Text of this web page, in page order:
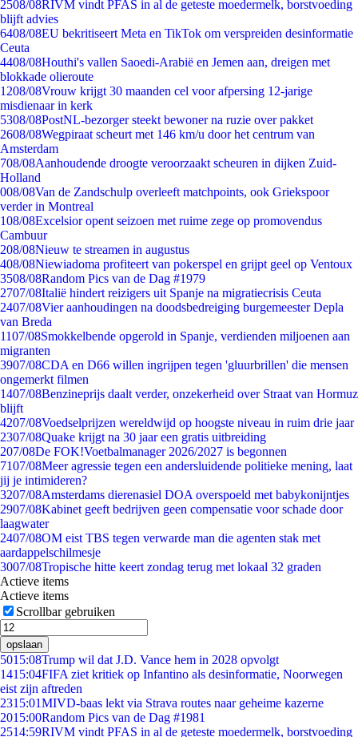
2508/08RIVM vindt PFAS in al de geteste moedermelk, borstvoeding
blijft advies
6408/08EU bekritiseert Meta en TikTok om verspreiden desinformatie
Ceuta
4408/08Houthi's vallen Saoedi-Arabië en Jemen aan, dreigen met
blokkade olieroute
1208/08Vrouw krijgt 30 maanden cel voor afpersing 12-jarige
misdienaar in kerk
5308/08PostNL-bezorger steekt bewoner na ruzie over pakket
2608/08Wegpiraat scheurt met 146 km/u door het centrum van
Amsterdam
708/08Aanhoudende droogte veroorzaakt scheuren in dijken Zuid-
Holland
008/08Van de Zandschulp overleeft matchpoints, ook Griekspoor
verder in Montreal
108/08Excelsior opent seizoen met ruime zege op promovendus
Cambuur
208/08Nieuw te streamen in augustus
408/08Niewiadoma profiteert van pokerspel en grijpt geel op Ventoux
3508/08Random Pics van de Dag #1979
2707/08Italië hindert reizigers uit Spanje na migratiecrisis Ceuta
2407/08Vier aanhoudingen na doodsbedreiging burgemeester Depla
van Breda
1107/08Smokkelbende opgerold in Spanje, verdienden miljoenen aan
migranten
3907/08CDA en D66 willen ingrijpen tegen 'gluurbrillen' die mensen
ongemerkt filmen
1407/08Benzineprijs daalt verder, onzekerheid over Straat van Hormuz
blijft
4207/08Voedselprijzen wereldwijd op hoogste niveau in ruim drie jaar
2307/08Quake krijgt na 30 jaar een gratis uitbreiding
207/08De FOK!Voetbalmanager 2026/2027 is begonnen
7107/08Meer agressie tegen een andersluidende politieke mening, laat
jij je intimideren?
3207/08Amsterdams dierenasiel DOA overspoeld met babykonijntjes
2907/08Kabinet geeft bedrijven geen compensatie voor schade door
laagwater
2407/08OM eist TBS tegen verwarde man die agenten stak met
aardappelschilmesje
3007/08Tropische hitte keert zondag terug met lokaal 32 graden
Actieve items
Actieve items
Scrollbar gebruiken
opslaan
5015:08Trump wil dat J.D. Vance hem in 2028 opvolgt
1415:04FIFA ziet kritiek op Infantino als desinformatie, Noorwegen
eist zijn aftreden
2315:01MIVD-baas lekt via Strava routes naar geheime kazerne
2015:00Random Pics van de Dag #1981
2514:59RIVM vindt PFAS in al de geteste moedermelk, borstvoeding